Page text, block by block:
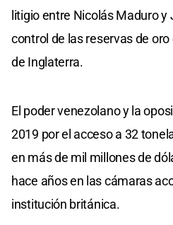
litigio entre Nicolás Maduro y
control de las reservas de
de Inglaterra.
El poder venezolano y la
2019 por el acceso a 32
en más de mil millones de
hace años en las cámaras
institución británica.